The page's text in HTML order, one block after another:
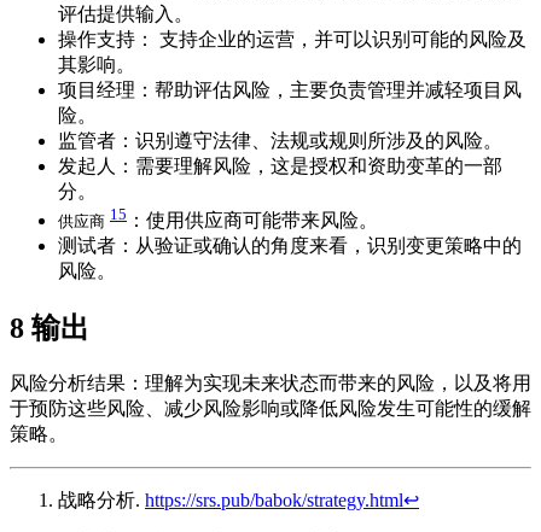
评估提供输入。
操作支持： 支持企业的运营，并可以识别可能的风险及
其影响。
项目经理：帮助评估风险，主要负责管理并减轻项目风
险。
监管者：识别遵守法律、法规或规则所涉及的风险。
发起人：需要理解风险，这是授权和资助变革的一部
分。
供应商 15 ：使用供应商可能带来风险。
测试者：从验证或确认的角度来看，识别变更策略中的
风险。
8 输出
风险分析结果：理解为实现未来状态而带来的风险，以及将用
于预防这些风险、减少风险影响或降低风险发生可能性的缓解
策略。
战略分析. https://srs.pub/babok/strategy.html↩︎